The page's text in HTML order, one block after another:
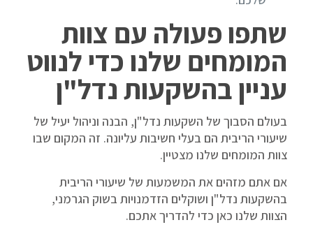
שתפו פעולה עם צוות
המומחים שלנו כדי לנווט
עניין בהשקעות נדל"ן
בעולם הסבוך של השקעות נדל"ן, הבנה וניהול יעיל של
שיעורי הריבית הם בעלי חשיבות עליונה. זה המקום שבו
צוות המומחים שלנו מצטיין.
אם אתם מזהים את המשמעות של שיעורי הריבית
בהשקעות נדל"ן ושוקלים הזדמנויות בשוק הגרמני,
הצוות שלנו כאן כדי להדריך אתכם.